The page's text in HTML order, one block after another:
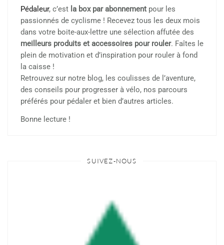
Pédaleur, c’est la box par abonnement pour les
passionnés de cyclisme ! Recevez tous les deux mois
dans votre boite-aux-lettre une sélection affutée des
meilleurs produits et accessoires pour rouler. Faîtes le
plein de motivation et d’inspiration pour rouler à fond
la caisse !
Retrouvez sur notre blog, les coulisses de l’aventure,
des conseils pour progresser à vélo, nos parcours
préférés pour pédaler et bien d’autres articles.
Bonne lecture !
SUIVEZ-NOUS